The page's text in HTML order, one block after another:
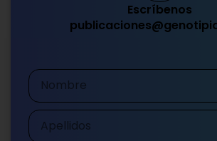
Escríbenos
Nombre
Apellidos